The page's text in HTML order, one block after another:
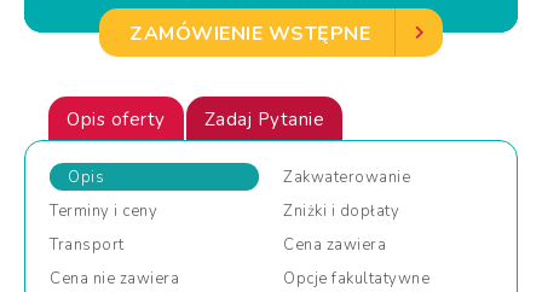
ZAMÓWIENIE WSTĘPNE
Opis oferty Zadaj Pytanie
Opis
Zakwaterowanie
Terminy i ceny Zniżki i dopłaty
Transport
Cena zawiera
Cena nie zawiera Opcje fakultatywne